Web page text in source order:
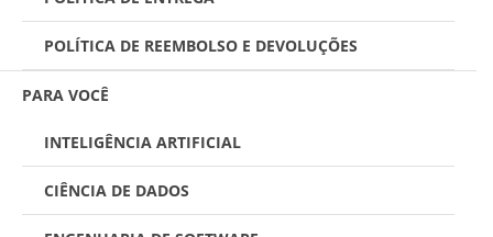
POLÍTICA DE REEMBOLSO E DEVOLUÇÕES
PARA VOCÊ
INTELIGÊNCIA ARTIFICIAL
CIÊNCIA DE DADOS